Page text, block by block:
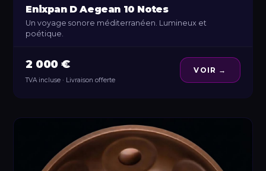
Enixpan D Aegean 10 Notes
Un voyage sonore méditerranéen. Lumineux et
poétique.
2 000 €
TVA incluse · Livraison offerte
VOIR →